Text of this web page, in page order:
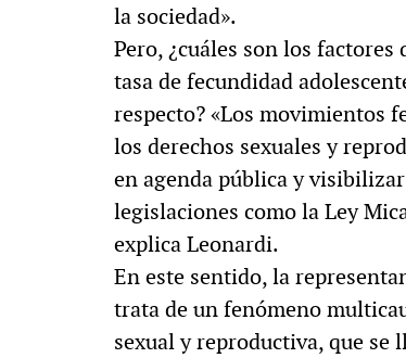
la sociedad».
Pero, ¿cuáles son los
tasa de fecundidad
respecto? «Los movimientos
los derechos sexuales y
en agenda pública y
legislaciones como la Ley
explica Leonardi.
En este sentido, la
trata de un fenómeno
sexual y reproductiva, que se